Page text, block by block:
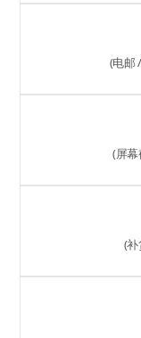
(电邮
(屏
(